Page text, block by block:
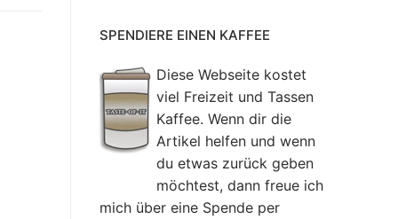
SPENDIERE EINEN KAFFEE
Diese Webseite kostet
viel Freizeit und Tassen
Kaffee. Wenn dir die
Artikel helfen und wenn
du etwas zurück geben
möchtest, dann freue ich
mich über eine Spende per